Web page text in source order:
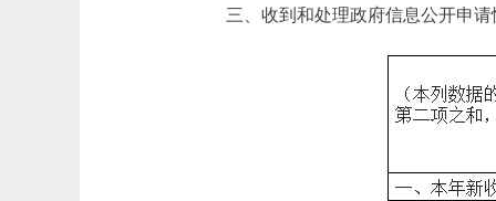
三、收到和处理政府信息公开申请